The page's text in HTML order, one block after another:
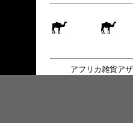
アフリカ雑貨ア